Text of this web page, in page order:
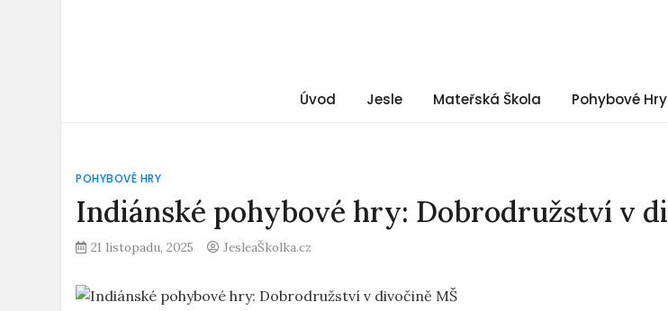
Úvod Jesle Mateřská Škola Pohybové Hry
POHYBOVÉ HRY
Indiánské pohybové hry: Dobrodružství v
21 listopadu, 2025 JesleaŠkolka.cz